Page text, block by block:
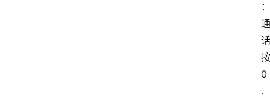
：
通
话
按
0
.